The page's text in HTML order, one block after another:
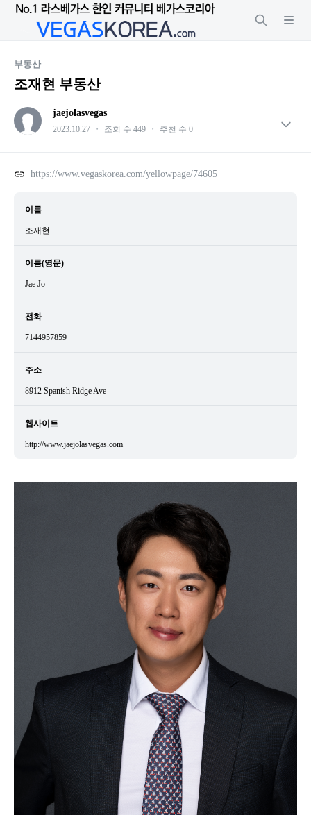
부동산
조재현 부동산
jaejolasvegas
2023.10.27 ・ 조회 수 449 ・ 추천 수 0
https://www.vegaskorea.com/yellowpage/74605
이름
조재현
이름(영문)
Jae Jo
전화
7144957859
주소
8912 Spanish Ridge Ave
웹사이트
http://www.jaejolasvegas.com